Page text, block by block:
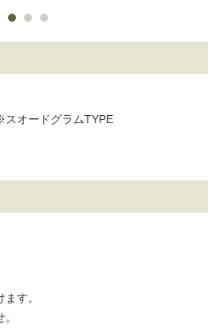
オードグラムTYPE
す。